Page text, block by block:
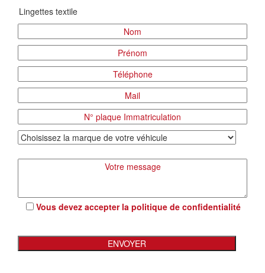
Vous devez accepter la politique de confidentialité